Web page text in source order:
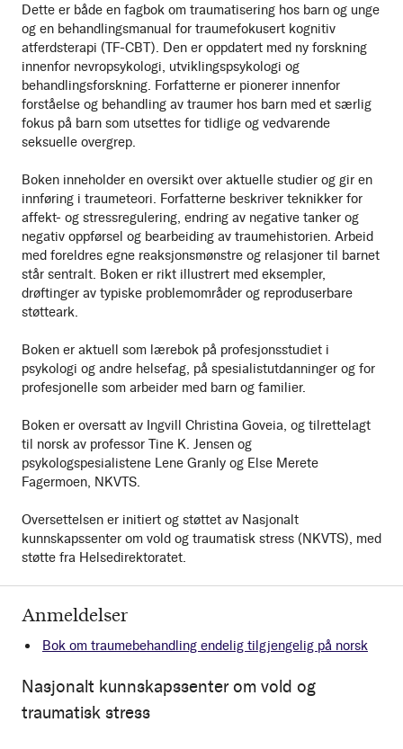
Anmeldelser
Bok om traumebehandling endelig tilgjengelig på norsk
Nasjonalt kunnskapssenter om vold og
traumatisk stress
Dette er både en fagbok om traumatisering hos barn og unge
og en behandlingsmanual for traumefokusert kognitiv
atferdsterapi (TF-CBT). Den er oppdatert med ny forskning
innenfor nevropsykologi, utviklingspsykologi og
behandlingsforskning. Forfatterne er pionerer innenfor
forståelse og behandling av traumer hos barn med et særlig
fokus på barn som utsettes for tidlige og vedvarende
seksuelle overgrep.
Boken inneholder en oversikt over aktuelle studier og gir en
innføring i traumeteori. Forfatterne beskriver teknikker for
affekt- og stressregulering, endring av negative tanker og
negativ oppførsel og bearbeiding av traumehistorien. Arbeid
med foreldres egne reaksjonsmønstre og relasjoner til barnet
står sentralt. Boken er rikt illustrert med eksempler,
drøftinger av typiske problemområder og reproduserbare
støtteark.
Boken er aktuell som lærebok på profesjonsstudiet i
psykologi og andre helsefag, på spesialistutdanninger og for
profesjonelle som arbeider med barn og familier.
Boken er oversatt av Ingvill Christina Goveia, og tilrettelagt
til norsk av professor Tine K. Jensen og
psykologspesialistene Lene Granly og Else Merete
Fagermoen, NKVTS.
Oversettelsen er initiert og støttet av Nasjonalt
kunnskapssenter om vold og traumatisk stress (NKVTS), med
støtte fra Helsedirektoratet.